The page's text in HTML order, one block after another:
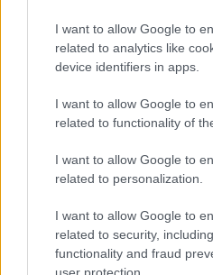
I want to allow Google to
related to analytics like
device identifiers in apps.
I want to allow Google to
related to functionality of
I want to allow Google to
related to personalization.
I want to allow Google to
related to security,
functionality and fraud
Στα μέσα Ιανουαρίου,
Εθνικής
σειρά εφόδων στον
διαφωνούντες των
50.000 από τους
εκτοπιστούν μέσα σε
τους επίσημους
αυτές στοίχισαν τη
ανθρώπους.
περασμένη